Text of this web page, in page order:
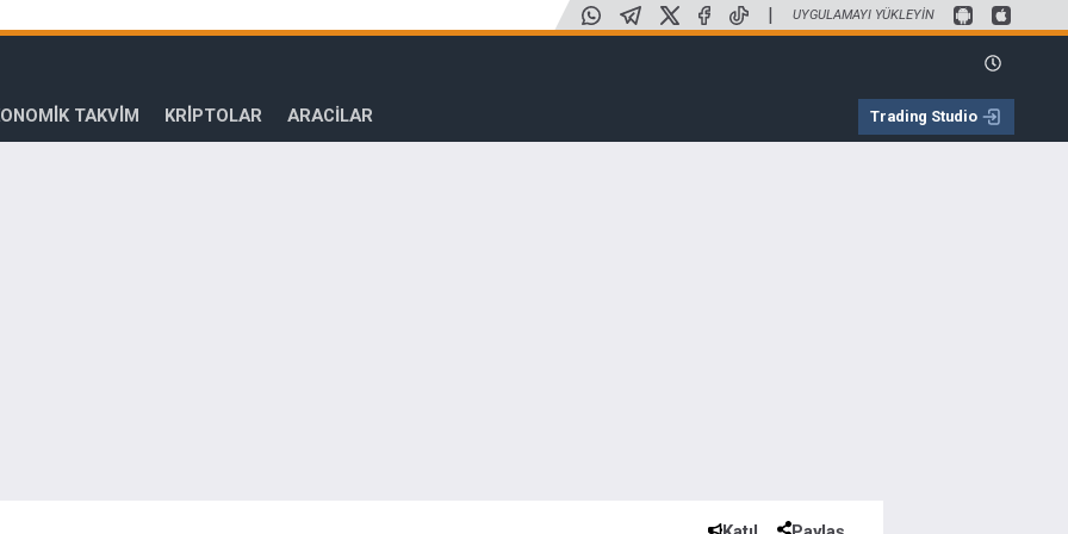
| UYGULAMAYI YÜKLEYIN
TAKVİM KRİPTOLAR ARACILAR Trading Studio